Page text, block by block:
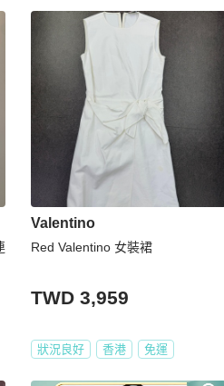
Valentino
Red Valentino 女裝裙
TWD 3,959
狀況良好 香港 免運